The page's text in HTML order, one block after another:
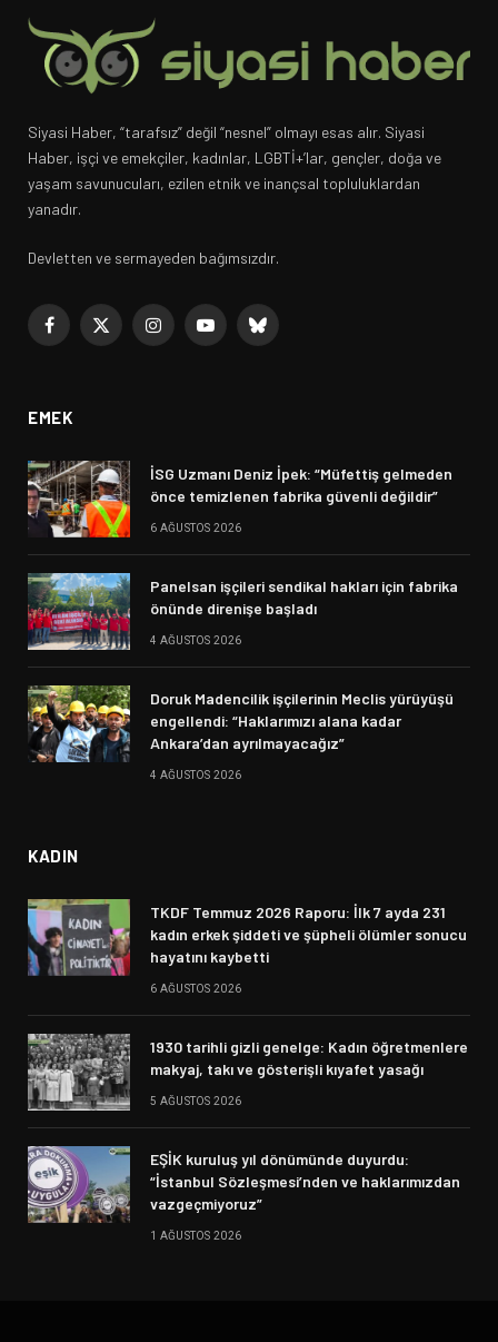
Siyasi Haber, “tarafsız” değil “nesnel” olmayı esas alır. Siyasi
Haber, işçi ve emekçiler, kadınlar, LGBTİ+’lar, gençler, doğa ve
yaşam savunucuları, ezilen etnik ve inançsal topluluklardan
yanadır.
Devletten ve sermayeden bağımsızdır.
Facebook
X
InstagramYouTubeBluesky
EMEK
İSG Uzmanı Deniz İpek: “Müfettiş gelmeden
önce temizlenen fabrika güvenli değildir”
6 AĞUSTOS 2026
Panelsan işçileri sendikal hakları için fabrika
önünde direnişe başladı
4 AĞUSTOS 2026
Doruk Madencilik işçilerinin Meclis yürüyüşü
engellendi: “Haklarımızı alana kadar
Ankara’dan ayrılmayacağız”
4 AĞUSTOS 2026
KADIN
TKDF Temmuz 2026 Raporu: İlk 7 ayda 231
kadın erkek şiddeti ve şüpheli ölümler sonucu
hayatını kaybetti
6 AĞUSTOS 2026
1930 tarihli gizli genelge: Kadın öğretmenlere
makyaj, takı ve gösterişli kıyafet yasağı
5 AĞUSTOS 2026
EŞİK kuruluş yıl dönümünde duyurdu:
“İstanbul Sözleşmesi’nden ve haklarımızdan
vazgeçmiyoruz”
1 AĞUSTOS 2026